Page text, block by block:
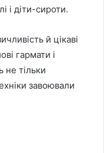
і діти-сироти.
й цікаві
гармати і
не тільки
завоювали